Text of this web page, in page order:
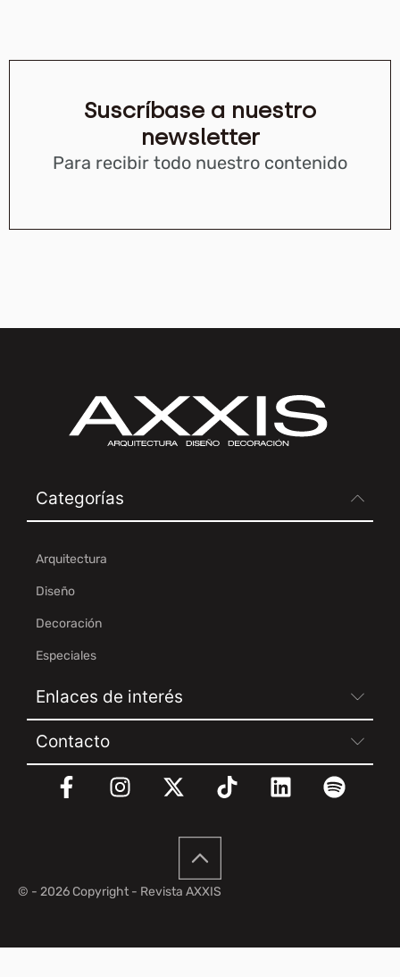
Suscríbase a nuestro
newsletter
Para recibir todo nuestro contenido
Categorías
Arquitectura
Diseño
Decoración
Especiales
Enlaces de interés
Contacto
© - 2026 Copyright - Revista AXXIS